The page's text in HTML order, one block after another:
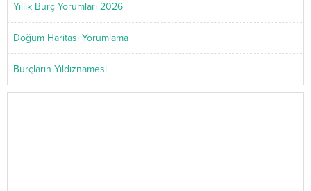
Yıllık Burç Yorumları 2026
Doğum Haritası Yorumlama
Burçların Yıldıznamesi